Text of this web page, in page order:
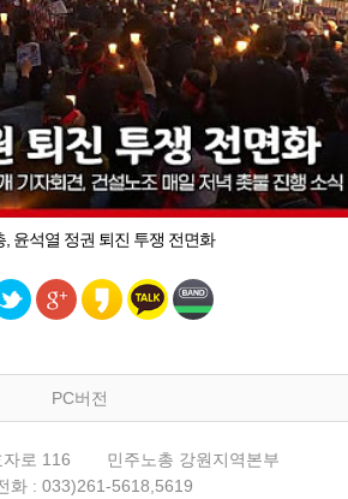
, 윤석열 정권 퇴진 투쟁 전면화
PC버전
로 116
민주노총 강원지역본부
화 : 033)261-5618,5619